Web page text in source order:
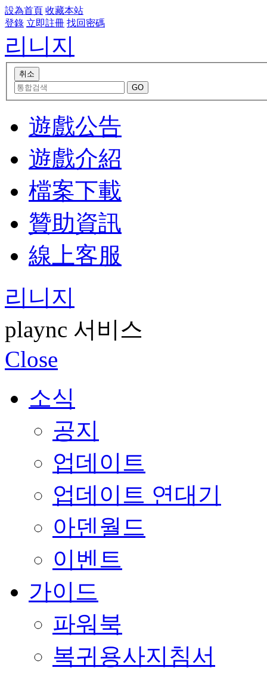
設為首頁 收藏本站
登錄 立即註冊 找回密碼
리니지
遊戲公告
遊戲介紹
檔案下載
贊助資訊
線上客服
리니지
plaync 서비스
Close
소식
공지
업데이트
업데이트 연대기
아덴월드
이벤트
가이드
파워북
복귀용사지침서